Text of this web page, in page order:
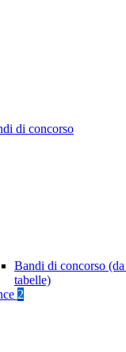
di concorso
Bandi di concorso
tabelle)
2